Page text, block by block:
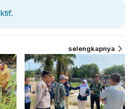
selengkapnya